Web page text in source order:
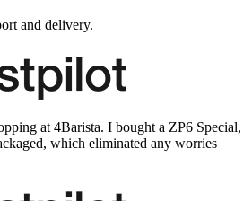
and delivery.
at 4Barista. I bought a ZP6 Special,
which eliminated any worries